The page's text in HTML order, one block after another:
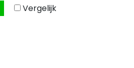
Vergelijk